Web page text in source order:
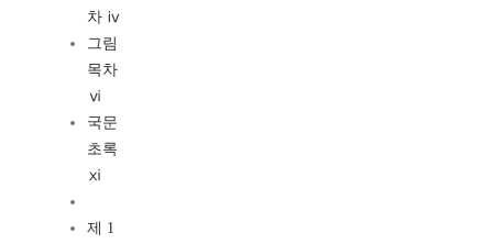
차 ⅳ
그림
목차
ⅵ
국문
초록
ⅺ
제 1